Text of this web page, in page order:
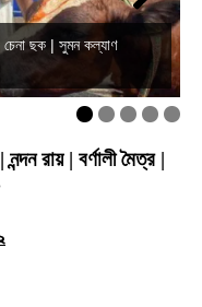
চেনা ছক | সুমন কল্যাণ
রায় | বর্ণালী মৈত্র |